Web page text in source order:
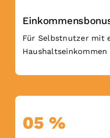
Für Selbstnutzer mit
05 %